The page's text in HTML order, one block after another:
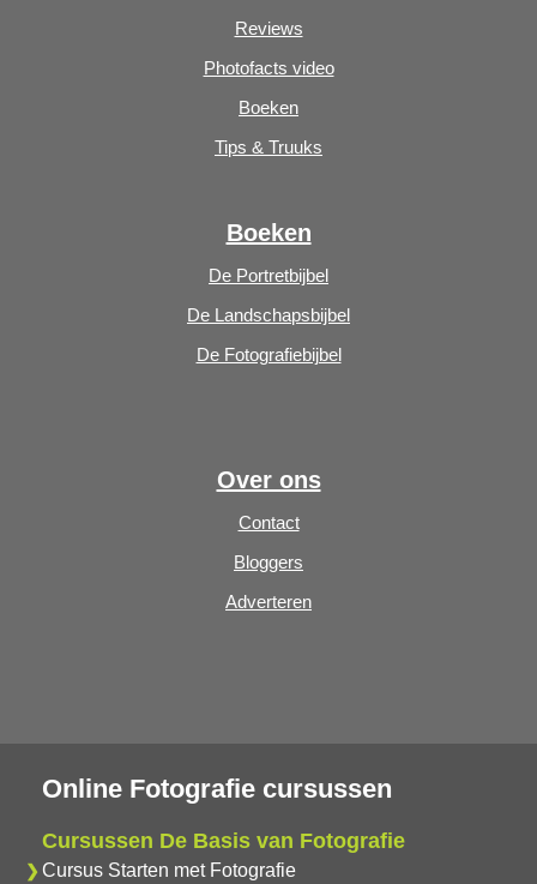
Reviews
Photofacts video
Boeken
Tips & Truuks
Boeken
De Portretbijbel
De Landschapsbijbel
De Fotografiebijbel
Over ons
Contact
Bloggers
Adverteren
Online Fotografie cursussen
Cursussen De Basis van Fotografie
Cursus Starten met Fotografie